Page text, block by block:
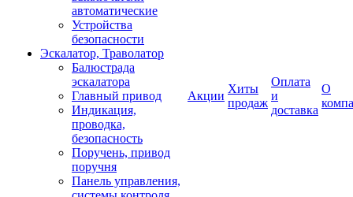
автоматические
Устройства
безопасности
Эскалатор, Траволатор
Балюстрада
эскалатора
Главный привод
Индикация,
проводка,
безопасность
Поручень, привод
поручня
Панель управления,
Акции
Хиты
продаж
Оплата
и
доставка
О